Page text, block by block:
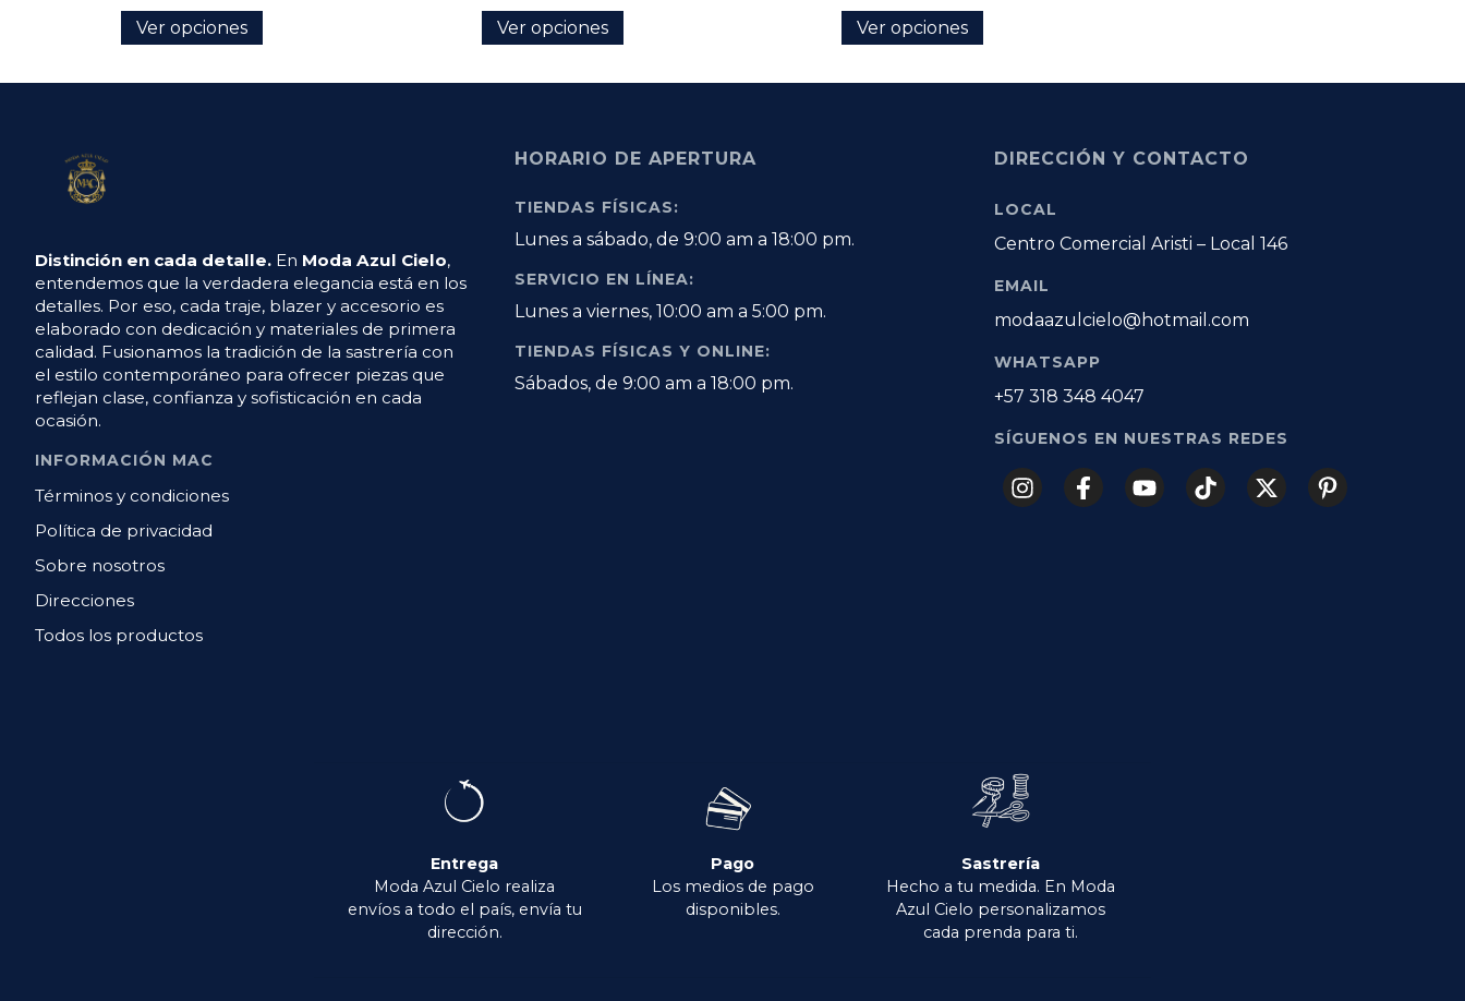
Ver opciones Ver opciones Ver opciones
Distinción en cada detalle. En Moda Azul Cielo,
entendemos que la verdadera elegancia está en los
detalles. Por eso, cada traje, blazer y accesorio es
elaborado con dedicación y materiales de primera
calidad. Fusionamos la tradición de la sastrería con
el estilo contemporáneo para ofrecer piezas que
reflejan clase, confianza y sofisticación en cada
ocasión.
INFORMACIÓN MAC
Términos y condiciones
Política de privacidad
Sobre nosotros
Direcciones
Todos los productos
HORARIO DE APERTURA
TIENDAS FÍSICAS:
Lunes a sábado, de 9:00 am a 18:00 pm.
SERVICIO EN LÍNEA:
Lunes a viernes, 10:00 am a 5:00 pm.
TIENDAS FÍSICAS Y ONLINE:
Sábados, de 9:00 am a 18:00 pm.
DIRECCIÓN Y CONTACTO
LOCAL
Centro Comercial Aristi – Local 146
EMAIL
modaazulcielo@hotmail.com
WHATSAPP
+57 318 348 4047
SÍGUENOS EN NUESTRAS REDES
Entrega
Moda Azul Cielo realiza
envíos a todo el país, envía tu
dirección.
Pago
Los medios de pago
disponibles.
Sastrería
Hecho a tu medida. En Moda
Azul Cielo personalizamos
cada prenda para ti.